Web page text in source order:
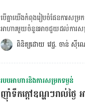
ច្រើន ធ្វើ​ការ​ច្រើន​បែក​ញើស ក៏​ជា​
រាងកាយ​ច្រើន តែង​មាន​ហានិភ័យ​ទ
វិញ គ្នា​យើង​ណា​ញ៉ាំ​ច្រើន​តែ​មិន​ធា
ដែល​ស្គម​មិន​ឡើង​គីឡូ​ក៏​អាច​មកពី​ញ៉ាំ​មិ
មហារីក បញ្ហា​ព្រូន អៀន តេនញ៉ា ប
បើ​គ្នា​យើង​កំពុង​រៀបចំ​ផែន​ការ​សម្រ
អាហារ​មួយ​ចំនួន​អាច​ជួយ​ដល់​ការ​ស
ឡើង​ទៅ​វិញ។ ខាងក្រោម​នេះ ជា​ប្រភេទ​អាហារ​មួយ​ចំនួន​សម្រាប់​គ្នា​យើង​ចង់​សម្រក​ទម្ងន់​គួរ​កាត់​បន្ថយ ឬ​ចៀស​
វាង​។ ១. ដំឡូងបារាំង​បំពង ការ​ញ៉ាំ​ដំឡូង​បារាំង​ធម្មតា​​ល្អ​ចំពោះ​សុខភាព និង​ជួយ​ឲ្យ​យើង​ឆាប់​ឆ្អែត តែ​បើ​យើង​
ញ៉ាំ​ដំឡូង​បារាំង​បំពង ឬ​ដំឡូងបារាំង​
ចង់​ញ៉ាំ​ច្រើន​ទៀត​ផង​។ ការ​សិក្សា​បាន​រក​ឃើញ​ថា​អ្នក​ញ៉ាំ​ដំឡូង​ប្រ​ភេទ​នេះ​ច្រើន មាន​ទំនាក់​ទំនង​នឹង​ការ​ឡើង​
ទម្ងន់។ ម្យ៉ាង​ទៀត ដំឡូង​ដែល​យក​ទ
acrylamides ។​ ដូច​នេះ ជា​ការ
ពិនិត្យដោយ វេជ្ជ. ចាន់ ស៊ី
របបអាហារនិងការសម្រកទម្ងន់
ញ៉ាំទឹក​ក្ដៅឧណ្ហៗរាល់ថ្ង